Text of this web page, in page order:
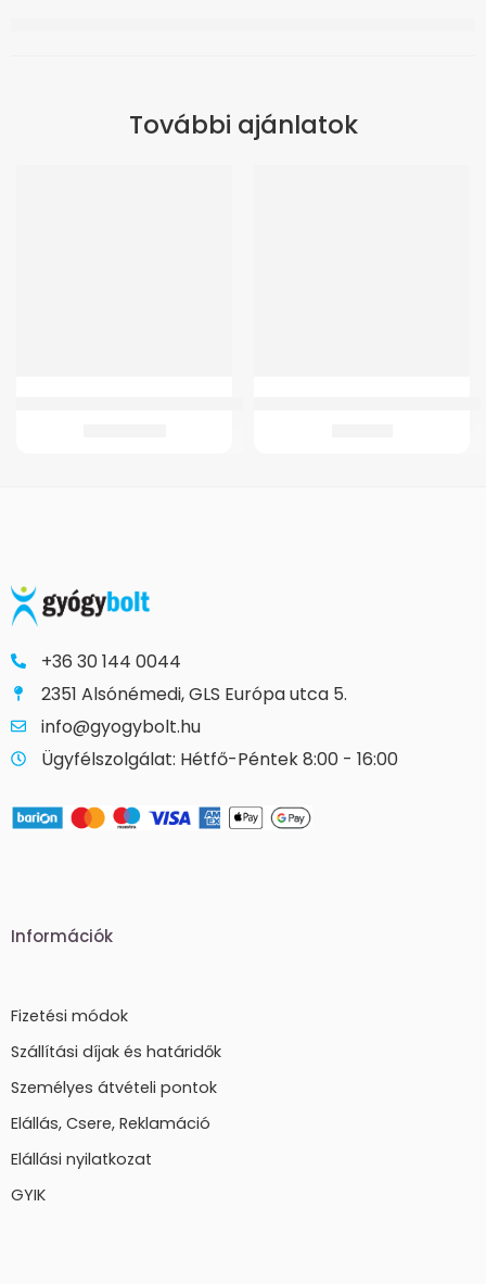
További ajánlatok
+36 30 144 0044
2351 Alsónémedi, GLS Európa utca 5.
info@gyogybolt.hu
Ügyfélszolgálat: Hétfő-Péntek 8:00 - 16:00
Információk
Fizetési módok
Szállítási díjak és határidők
Személyes átvételi pontok
Elállás, Csere, Reklamáció
Elállási nyilatkozat
GYIK